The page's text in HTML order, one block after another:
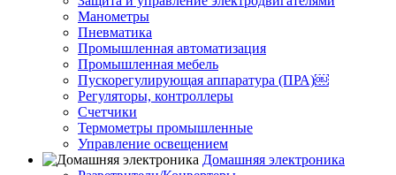
Манометры
Пневматика
Промышленная автоматизация
Промышленная мебель
Пускорегулирующая аппаратура (ПРА)￼
Регуляторы, контроллеры
Счетчики
Термометры промышленные
Управление освещением
Домашняя электроника